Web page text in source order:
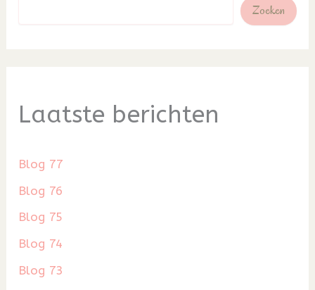
Zoeken
Laatste berichten
Blog 77
Blog 76
Blog 75
Blog 74
Blog 73